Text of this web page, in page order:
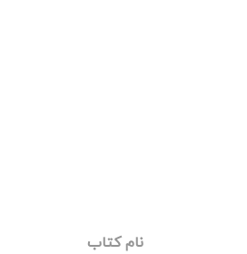
نام کتاب